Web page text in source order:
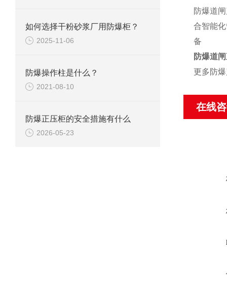
如何选择干粉砂浆厂用防爆柜？
2025-11-06
防爆操作柱是什么？
2021-08-10
防爆正压柜的安全措施有什么
2026-05-23
防爆道
合智能
备
防爆道
更多防
在线